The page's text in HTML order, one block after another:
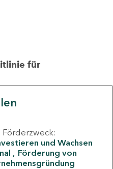
für
Förderzweck:
und Wachsen
Förderung von